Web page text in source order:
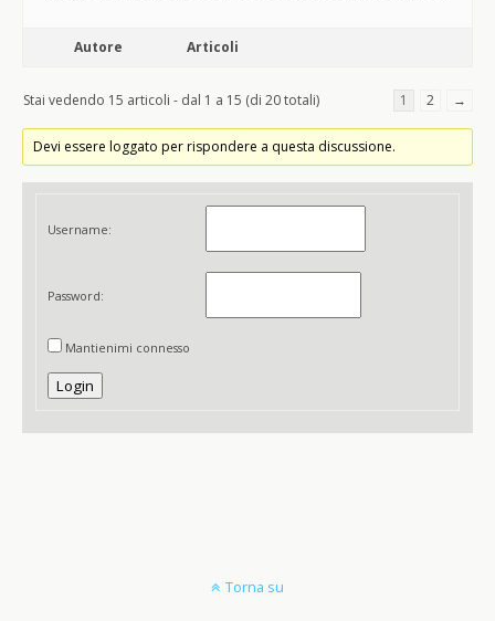
Autore Articoli
Stai vedendo 15 articoli - dal 1 a 15 (di 20 totali) 1 2 →
Devi essere loggato per rispondere a questa discussione.
Username:
Password:
Mantienimi connesso
Login
Torna su